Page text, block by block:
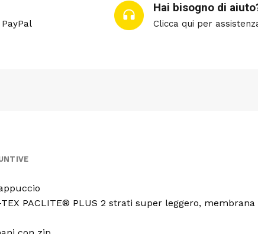
Hai bisogno di
Clicca qui per
TEX PACLITE® PLUS 2 strati super leggero, membrana